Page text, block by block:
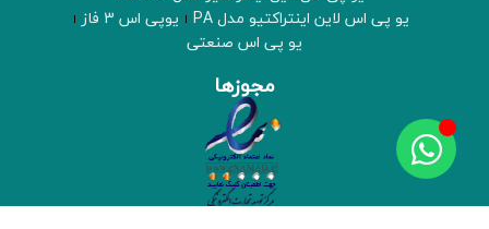
یو پی اس لاین اینتراکتیو مدل PA
یوپی اس 3 فاز
یو پی اس صنعتی
مجوزها